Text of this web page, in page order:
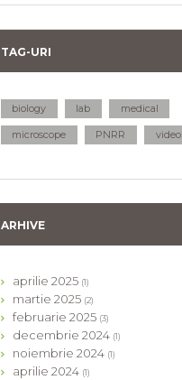
TAG-URI
biology lab medical
microscope PNRR video
ARHIVE
aprilie2025 (1)
martie2025 (2)
februarie2025 (3)
decembrie2024 (1)
noiembrie2024 (1)
aprilie2024 (1)